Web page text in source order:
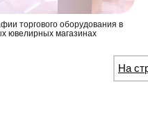
торгового оборудования в
ювелирных магазинах
На